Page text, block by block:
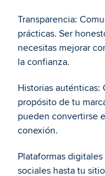
Transparencia:
prácticas. Ser
necesitas mejorar
la confianza.
Historias auténticas:
propósito de tu
pueden convertirse
conexión.
Plataformas
sociales hasta tu